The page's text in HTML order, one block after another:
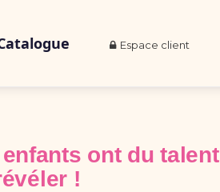
Espace client
ont du talent
!